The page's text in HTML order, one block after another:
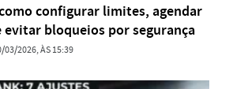
configurar limites, agendar
bloqueios por segurança
03/2026, ÀS 15:39